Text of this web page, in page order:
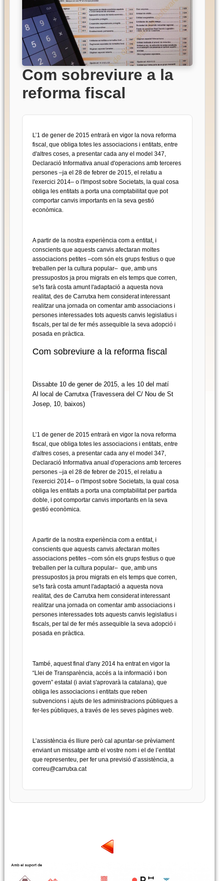
Com sobreviure a la
reforma fiscal
L’1 de gener de 2015 entrarà en vigor la nova reforma
fiscal, que obliga totes les associacions i entitats, entre
d'altres coses, a presentar cada any el model 347,
Declaració Informativa anual d'operacions amb terceres
persones –ja el 28 de febrer de 2015, el relatiu a
l'exercici 2014– o l'Impost sobre Societats, la qual cosa
obliga les entitats a porta una comptabilitat que pot
comportar canvis importants en la seva gestió
econòmica.
A partir de la nostra experiència com a entitat, i
conscients que aquests canvis afectaran moltes
associacions petites –com són els grups festius o que
treballen per la cultura popular– que, amb uns
pressupostos ja prou migrats en els temps que corren,
se'ls farà costa amunt l'adaptació a aquesta nova
realitat, des de Carrutxa hem considerat interessant
realitzar una jornada on comentar amb associacions i
persones interessades tots aquests canvis legislatius i
fiscals, per tal de fer més assequible la seva adopció i
posada en pràctica.
Com sobreviure a la reforma fiscal
Dissabte 10 de gener de 2015, a les 10 del matí
Al local de Carrutxa (Travessera del C/ Nou de St
Josep, 10, baixos)
L’1 de gener de 2015 entrarà en vigor la nova reforma
fiscal, que obliga totes les associacions i entitats, entre
d'altres coses, a presentar cada any el model 347,
Declaració Informativa anual d'operacions amb terceres
persones –ja el 28 de febrer de 2015, el relatiu a
l'exercici 2014– o l'Impost sobre Societats, la qual cosa
obliga les entitats a porta una comptabilitat per partida
doble, i pot comportar canvis importants en la seva
gestió econòmica.
A partir de la nostra experiència com a entitat, i
conscients que aquests canvis afectaran moltes
associacions petites –com són els grups festius o que
treballen per la cultura popular– que, amb uns
pressupostos ja prou migrats en els temps que corren,
se'ls farà costa amunt l'adaptació a aquesta nova
realitat, des de Carrutxa hem considerat interessant
realitzar una jornada on comentar amb associacions i
persones interessades tots aquests canvis legislatius i
fiscals, per tal de fer més assequible la seva adopció i
posada en pràctica.
També, aquest final d'any 2014 ha entrat en vigor la
“Llei de Transparència, accés a la informació i bon
govern” estatal (i aviat s'aprovarà la catalana), que
obliga les associacions i entitats que reben
subvencions i ajuts de les administracions públiques a
fer-les públiques, a través de les seves pàgines web.
L’assistència és lliure però cal apuntar-se prèviament
enviant un missatge amb el vostre nom i el de l’entitat
que representeu, per fer una previsió d’assistència, a
correu@carrutxa.cat